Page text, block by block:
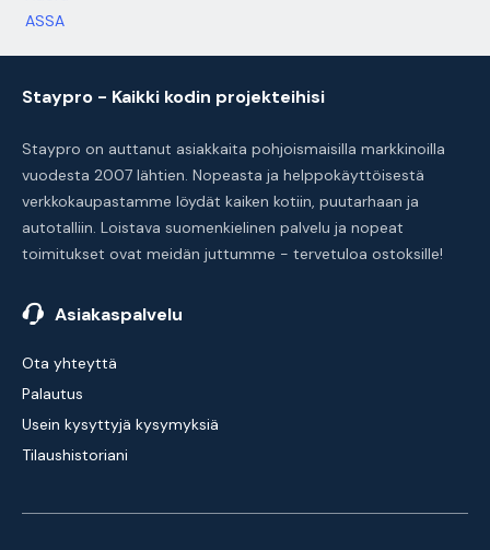
ASSA
Staypro - Kaikki kodin projekteihisi
Staypro on auttanut asiakkaita pohjoismaisilla markkinoilla
vuodesta 2007 lähtien. Nopeasta ja helppokäyttöisestä
verkkokaupastamme löydät kaiken kotiin, puutarhaan ja
autotalliin. Loistava suomenkielinen palvelu ja nopeat
toimitukset ovat meidän juttumme - tervetuloa ostoksille!
Asiakaspalvelu
Ota yhteyttä
Palautus
Usein kysyttyjä kysymyksiä
Tilaushistoriani